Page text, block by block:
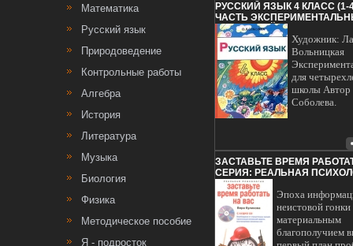
Математика
Русский язык
Природоведение
Контрольные работы
Алгебра
История
Литература
Музыка
Биология
Физика
Методическое пособие
Я - подросток
РУССКИЙ ЯЗЫК 4 КЛАСС (1-
ЧАСТЬ
НАЧАЛЬНОЙ ШКОЛЫ
2000 Г ТВЕРДЫЙ ПЕРЕПЛЕТ,
117-7 ТИРАЖ: 2000 ЭКЗ
(~170Х215 ММ) ИНФО 11501L.
Художник:
Вольницкая
для
школы Автор
Соболева.
ЗАСТАВЬТЕ ВРЕМЯ
СЕРИЯ: РЕАЛЬНАЯ
Эпоха
неистовой гонки
материальным
благополучием